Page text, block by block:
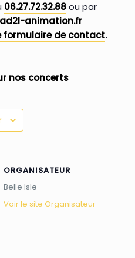
06.27.72.32.88ou par
animation.fr
formulaire de contact.
nos concerts
ORGANISATEUR
Belle Isle
Voir le site Organisateur